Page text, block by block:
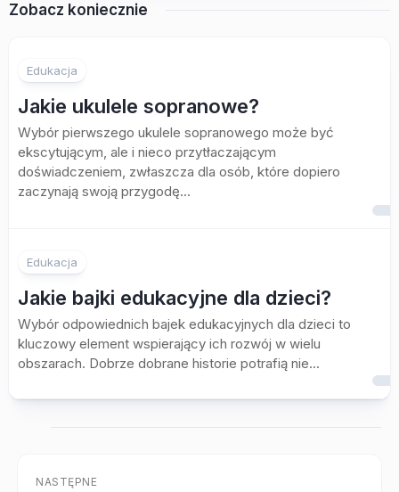
Zobacz koniecznie
Edukacja
Jakie ukulele sopranowe?
Wybór pierwszego ukulele sopranowego może być
ekscytującym, ale i nieco przytłaczającym
doświadczeniem, zwłaszcza dla osób, które dopiero
zaczynają swoją przygodę...
Edukacja
Jakie bajki edukacyjne dla dzieci?
Wybór odpowiednich bajek edukacyjnych dla dzieci to
kluczowy element wspierający ich rozwój w wielu
obszarach. Dobrze dobrane historie potrafią nie...
NASTĘPNE